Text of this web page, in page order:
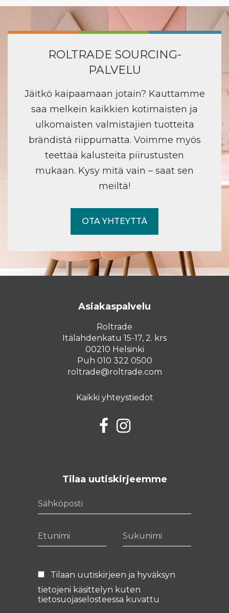
ROLTRADE SOURCING-
PALVELU
Jäitkö kaipaamaan jotain? Kauttamme
saa melkein kaikkien kotimaisten ja
ulkomaisten valmistajien tuotteita
brändistä riippumatta. Voimme myös
teettää kalusteita piirustusten
mukaan. Kysy mitä vain – saat sen
meiltä!
OTA YHTEYTTÄ
Asiakaspalvelu
Roltrade
Itälahdenkatu 15-17, 2. krs
00210 Helsinki
Puh 010 322 0500
roltrade@roltrade.com
Kaikki yhteystiedot
FacebookInstagram
Tilaa uutiskirjeemme
Tilaan uutiskirjeen ja hyväksyn
tietojeni käsittelyn kuten
tietosuojaselosteessa kuvattu